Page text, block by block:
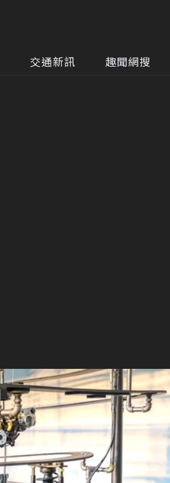
交通新訊 趣聞網搜